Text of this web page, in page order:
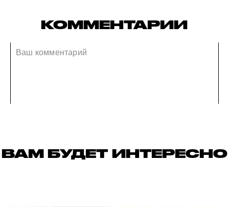
КОММЕНТАРИИ
ВАМ БУДЕТ ИНТЕРЕСНО